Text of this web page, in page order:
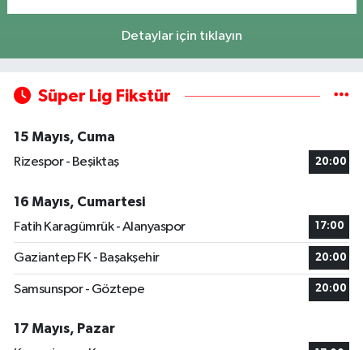
Detaylar için tıklayın
Süper Lig Fikstür
15 Mayıs, Cuma
Rizespor - Beşiktaş
20:00
16 Mayıs, Cumartesi
Fatih Karagümrük - Alanyaspor
17:00
Gaziantep FK - Başakşehir 20:00
Samsunspor - Göztepe 20:00
17 Mayıs, Pazar